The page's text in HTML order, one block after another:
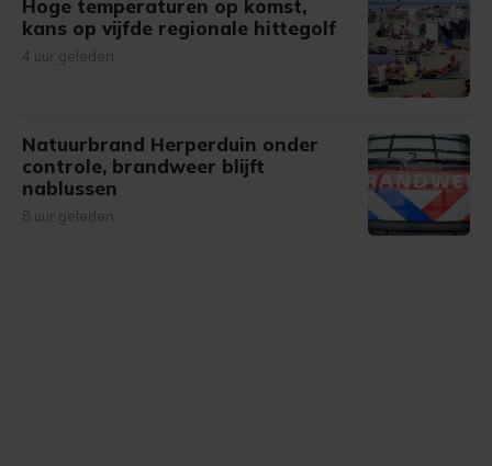
Hoge temperaturen op komst,
kans op vijfde regionale hittegolf
4 uur geleden
Natuurbrand Herperduin onder
controle, brandweer blijft
nablussen
8 uur geleden